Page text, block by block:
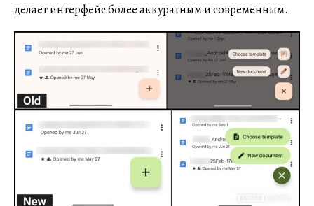
делает интерфейс более аккуратным и современным.